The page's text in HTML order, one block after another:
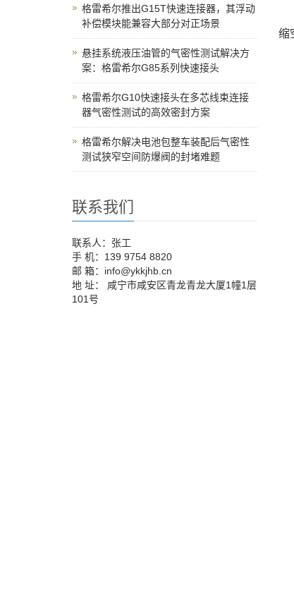
缩
-
-
-
-
-
格雷希尔推出G15T快速连接器，其浮动
补偿模块能兼容大部分对正场景
悬挂系统液压油管的气密性测试解决方
案：格雷希尔G85系列快速接头
格雷希尔G10快速接头在多芯线束连接
器气密性测试的高效密封方案
格雷希尔解决电池包整车装配后气密性
测试狭窄空间防爆阀的封堵难题
联系我们
联系人：张工
手 机：139 9754 8820
邮 箱：info@ykkjhb.cn
地 址： 咸宁市咸安区青龙青龙大厦1幢1层
101号